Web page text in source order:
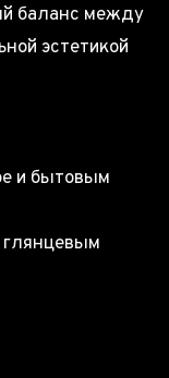
баланс между
эстетикой
и бытовым
глянцевым